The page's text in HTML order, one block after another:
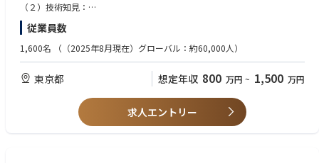
- Learning and pivoting
・Inspire greatness in our people by:
- Empowering every voice
- Encouraging boldness
- Celebrating progress
・Accelerate the impact of our people by:
- Prioritizing what matters
- Acting as one
・マネージャーやエンジニアと協力し、新しいクラウドベースのサービ
ス、アプリケーションを最適に動作させるためのインフラストラクチャ
ー、ソリューションの仕様を開発する
・クラウド管理プラットフォームの展開を推進し、その性能を評価し、改
善を実施する
・ビジネスの問題に対するITアーキテクチャ（統合プロセス、アプリケー
ション、データ、技術）ソリューションを、企業アーキテクチャの方向性
と基準に沿って設計・開発する
・内部および外部（クライアント）の期待に応えるか、それを超えるソフ
トウェア資産の設計、開発、強化を行う機能横断型開発チームの監督・管
（例）
・プロジェクト管理、チーム管理
・社内外のステークホルダーとの折衝
・部下の人事評価を含む管理職の業務
(4) その他
・ビジネスレベルの日本語（JLPT:N1目安）
・Officeアプリケーションを使用した各種資料の作成、レビュー経験
に強い製品です。
せることで、ERP導入にとどまらず、業務改革や経営判断を支えるプラッ
トフォームへと進化させることが可能です。
・基幹システム刷新や、他ERPからのリプレイス・再構築案件が多数
た新たな価値創出を推進
・既存領域の強みをベースに、新技術を取り入れた高品質な提案・デリバ
（２）技術知見：
■ERP導入の実務経験（目安10年）
※Sierまたはコンサルティング企業における、ERP導入プロジェクトで
の、ビジネス分析、ソリューション立案の実施経験（ERP製品は問いませ
（３）その他
■プロジェクトマネジメント経験
■組織マネジメント経験
■ビジネスレベルの日本語力（ JLPT:N1目安）
従業員数
1,600名 （（2025年8月現在）グローバル：約60,000人）
東京都 想定年収 800 万円 ~ 1,500 万円
求人エントリー